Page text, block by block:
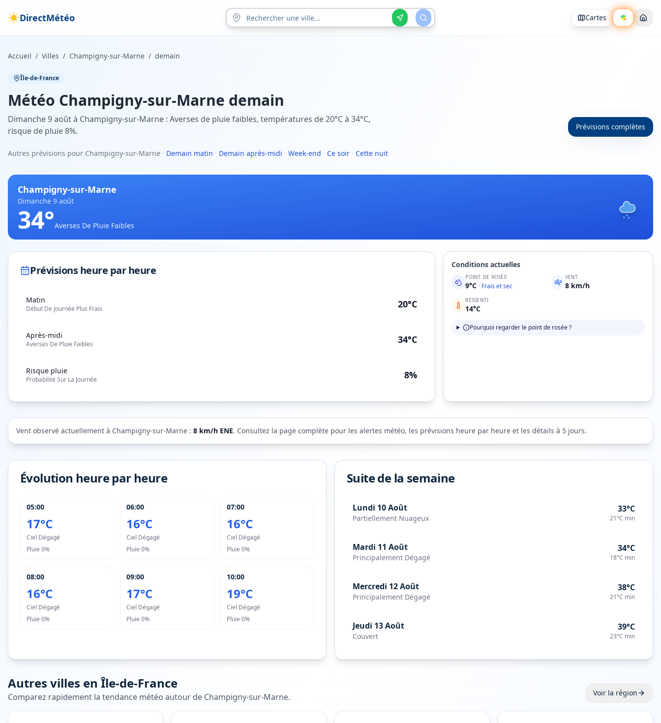
DirectMétéo Cartes
Accueil / Villes / Champigny-sur-Marne / demain
Île-de-France
Météo Champigny-sur-Marne demain
Dimanche 9 août à Champigny-sur-Marne : Averses de pluie faibles, températures de 20°C à 34°C,
risque de pluie 8%.
Prévisions complètes
Autres prévisions pour Champigny-sur-Marne · Demain matin · Demain après-midi · Week-end · Ce soir · Cette nuit
Champigny-sur-Marne
Dimanche 9 août
34°Averses De Pluie Faibles
Prévisions heure par heure
Matin
Début De Journée Plus Frais 20°C
Après-midi
Averses De Pluie Faibles 34°C
Risque pluie
Probabilité Sur La Journée 8%
Conditions actuelles
POINT DE ROSÉE
9°C · Frais et sec
VENT
8km/h
RESSENTI
14°C
Pourquoi regarder le point de rosée ?
Vent observé actuellement à Champigny-sur-Marne : 8 km/h ENE. Consultez la page complète pour les alertes météo, les prévisions heure par heure et les détails à 5 jours.
Évolution heure par heure
05:00
17°C
Ciel Dégagé
Pluie 0%
06:00
16°C
Ciel Dégagé
Pluie0%
07:00
16°C
Ciel Dégagé
Pluie 0%
08:00
16°C
Ciel Dégagé
Pluie 0%
09:00
17°C
Ciel Dégagé
Pluie0%
10:00
19°C
Ciel Dégagé
Pluie 0%
Suite de la semaine
Lundi 10 Août
Partiellement Nuageux
33°C
21°C min
Mardi 11 Août
Principalement Dégagé
34°C
18°C min
Mercredi 12 Août
Principalement Dégagé
38°C
21°C min
Jeudi 13 Août
Couvert
39°C
23°C min
Autres villes enÎle-de-France
Comparez rapidement la tendance météo autour de Champigny-sur-Marne. Voir la région